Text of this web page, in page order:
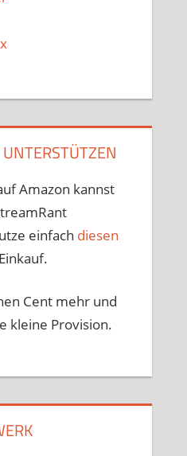
Amazon kannst
einfach diesen
Cent mehr und
kleine Provision.